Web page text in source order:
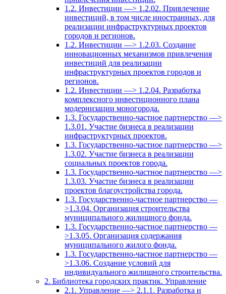
1.2. Инвестиции —> 1.2.02. Привлечение
инвестиций, в том числе иностранных, для
реализации инфраструктурных проектов
городов и регионов.
1.2. Инвестиции —> 1.2.03. Создание
инновационных механизмов привлечения
инвестиций для реализации
инфраструктурных проектов городов и
регионов.
1.2. Инвестиции —> 1.2.04. Разработка
комплексного инвестиционного плана
модернизации моногорода.
1.3. Государственно-частное партнерство —>
1.3.01. Участие бизнеса в реализации
инфраструктурных проектов.
1.3. Государственно-частное партнерство —>
1.3.02. Участие бизнеса в реализации
социальных проектов города.
1.3. Государственно-частное партнерство —>
1.3.03. Участие бизнеса в реализации
проектов благоустройства города.
1.3. Государственно-частное партнерство —
>1.3.04. Организация строительства
муниципального жилищного фонда.
1.3. Государственно-частное партнерство —
>1.3.05. Организация содержания
муниципального жилого фонда.
1.3. Государственно-частное партнерство —
>1.3.06. Создание условий для
индивидуального жилищного строительства.
2. Библиотека городских практик. Управление
2.1. Управление —> 2.1.1. Разработка и